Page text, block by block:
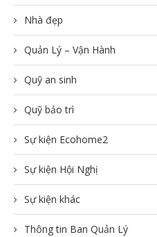
Nhà đẹp
Quản Lý – Vận Hành
Quỹ an sinh
Quỹ bảo trì
Sự kiện Ecohome2
Sự kiện Hội Nghị
Sự kiện khác
Thông tin Ban Quản Lý